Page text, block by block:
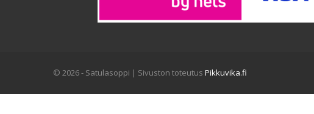
© 2026 - Satulasoppi | Sivuston toteutus Pikkuvika.fi